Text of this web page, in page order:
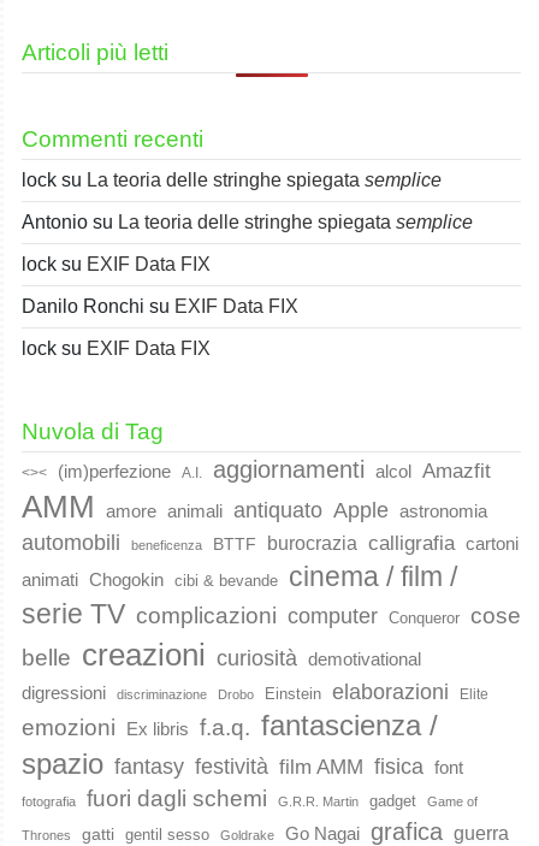
Articoli più letti
Commenti recenti
lock su La teoria delle stringhe spiegata semplice
Antonio su La teoria delle stringhe spiegata semplice
lock su EXIF Data FIX
Danilo Ronchi su EXIF Data FIX
lock su EXIF Data FIX
Nuvola di Tag
<>< (im)perfezione A.I. aggiornamenti alcol Amazfit
AMM amore animali antiquato Apple astronomia
automobili beneficenza BTTF burocrazia calligrafia cartoni
animati Chogokin cibi & bevande
cinema / film /
serie TV complicazioni computer Conqueror
cose
belle creazioni curiosità demotivational
digressioni
discriminazione Drobo Einstein elaborazioni Elite
emozioni Ex libris f.a.q. fantascienza /
spazio fantasy festività film AMM fisica font
fotografia fuori dagli schemi G.R.R. Martin gadget Game of
Thrones gatti gentil sesso Goldrake Go Nagai grafica guerra